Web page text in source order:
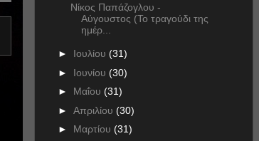
Νίκος Παπάζογλου -
Αύγουστος (Το τραγούδι της
ημέρ...
► Ιουλίου (31)
► Ιουνίου (30)
► Μαΐου (31)
► Απριλίου (30)
► Μαρτίου (31)